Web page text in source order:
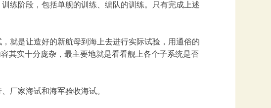
练阶段，包括单舰的训练、编队的训练。只有完成上述
就是让造好的新航母到海上去进行实际试验，用通俗的
其实十分庞杂，最主要地就是看看舰上各个子系统是否
厂家海试和海军验收海试。